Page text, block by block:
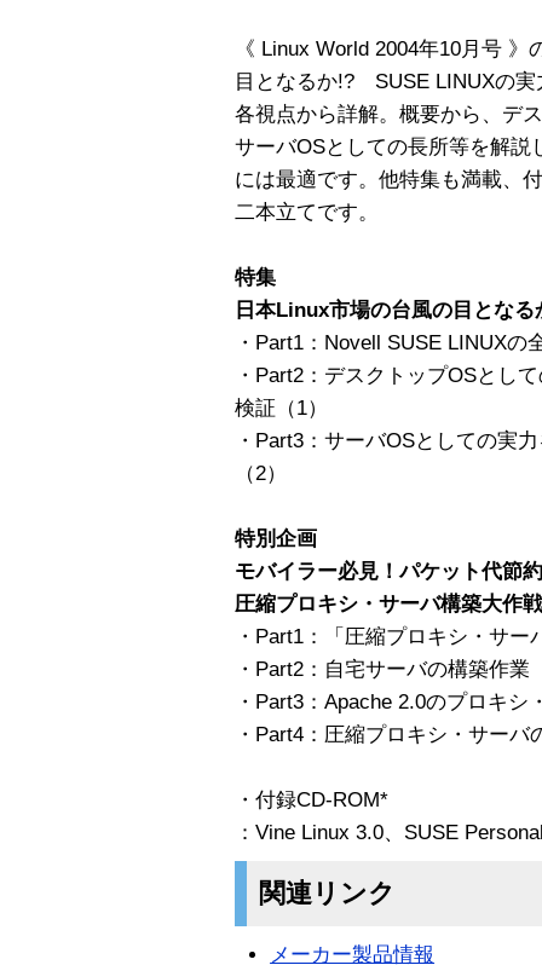
《 Linux World 2004年10月号
目となるか!? SUSE LINUXの実
各視点から詳解。概要から、デ
サーバOSとしての長所等を解
には最適です。他特集も満載、
二本立てです。
特集
日本Linux市場の台風の目とな
・Part1：Novell SUSE LINUXの
・Part2：デスクトップOSとし
検証（1）
・Part3：サーバOSとしての実
（2）
特別企画
モバイラー必見！パケット代節
圧縮プロキシ・サーバ構築大作
・Part1：「圧縮プロキシ・サー
・Part2：自宅サーバの構築作業
・Part3：Apache 2.0のプロキシ
・Part4：圧縮プロキシ・サーバ
・付録CD-ROM*
：Vine Linux 3.0、SUSE
関連リンク
メーカー製品情報